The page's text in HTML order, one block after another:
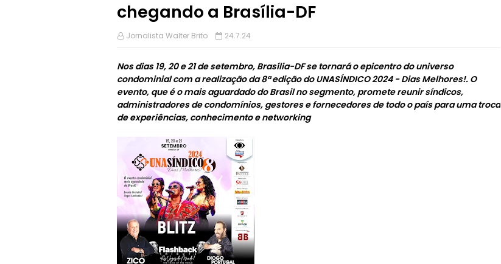
chegando a Brasília-DF
Jornalista Walter Brito 24.7.24
Nos dias 19, 20 e 21 de setembro, Brasília-DF se tornará o epicentro do universo
condominial com a realização da 8ª edição do UNASÍNDICO 2024 - Dias Melhores!. O
evento, que é o mais aguardado do Brasil no segmento, promete reunir síndicos,
administradores de condomínios, gestores e fornecedores de todo o país para uma troca
de experiências, conhecimento e networking